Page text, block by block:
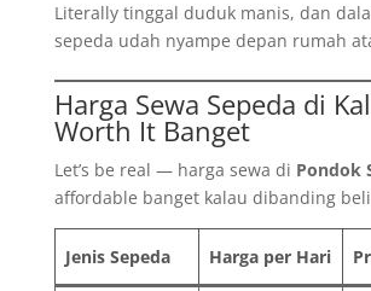
Literally tinggal duduk manis, dan
sepeda udah nyampe depan rumah
Harga Sewa Sepeda di
Worth It Banget
Let’s be real — harga sewa di Pondok
affordable banget kalau dibanding
Jenis Sepeda Harga per Hari